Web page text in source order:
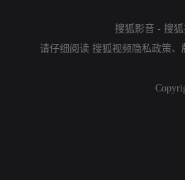
搜狐影音 - 搜
请仔细阅读 搜狐视频隐私政策、